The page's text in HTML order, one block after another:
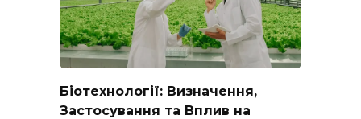
Біотехнології: Визначення,
Застосування та Вплив на